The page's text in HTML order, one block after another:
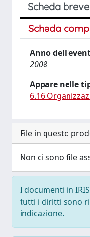
Scheda breve
Scheda
Anno
2008
Appare nelle
6.16
File in questo
Non ci sono file
I documenti in
tutti i diritti sono
indicazione.